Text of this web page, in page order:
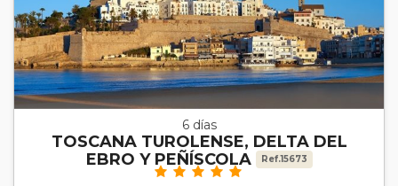
6 días
TOSCANA TUROLENSE, DELTA DEL
EBRO Y PEÑÍSCOLA
Ref.15673